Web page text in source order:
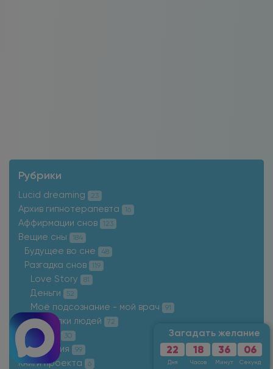
Рубрики
Lucid dreaming 23
Архив гипнотерапевта 16
Аффирмации снов 123
Вещие сны 184
Будущее во сне 48
Разгадка снов 119
Love Story 81
Деньги 52
Моё подсознание - мой врач 91
Поступки людей 72
Семья 30
События 99
Книги проекта 6
Загадать желание
22
Дня
18
Часов
36
Минут
04
Секунды